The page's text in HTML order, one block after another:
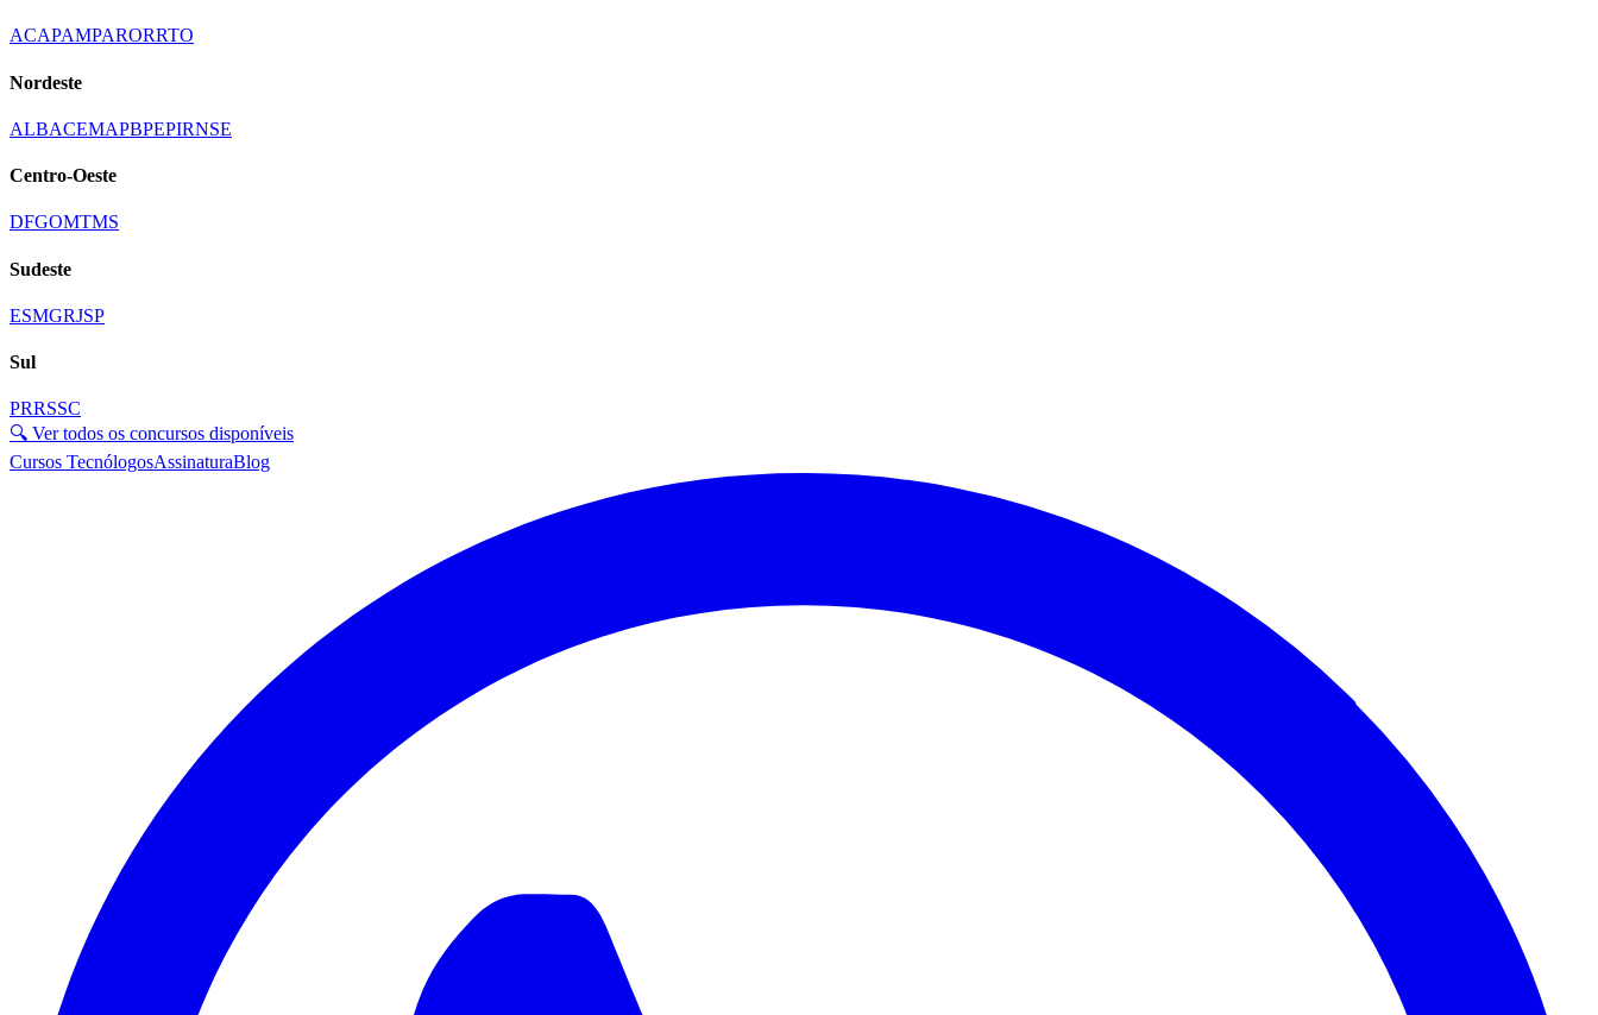
ACAPAMPARORRTO
Nordeste
ALBACEMAPBPEPIRNSE
Centro-Oeste
DFGOMTMS
Sudeste
ESMGRJSP
Sul
PRRSSC
🔍 Ver todos os concursos disponíveis
Cursos TecnólogosAssinaturaBlog